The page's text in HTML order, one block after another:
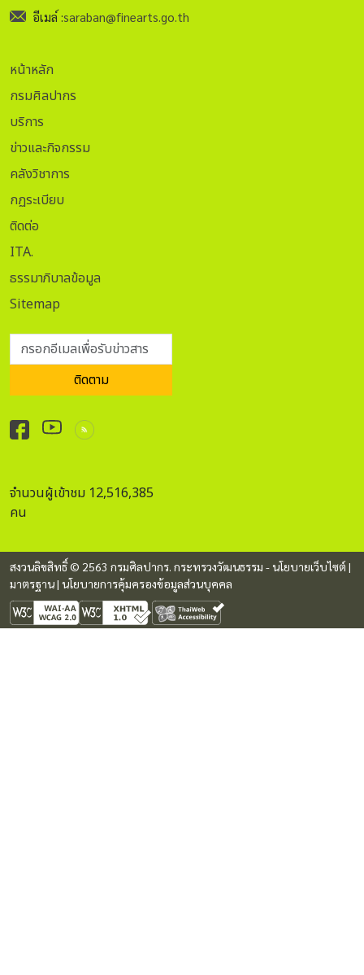
อีเมล์ :saraban@finearts.go.th
หน้าหลัก
กรมศิลปากร
บริการ
ข่าวและกิจกรรม
คลังวิชาการ
กฏระเบียบ
ติดต่อ
ITA.
ธรรมาภิบาลข้อมูล
Sitemap
กรอกอีเมลเพื่อรับข่าวสาร
ติดตาม
จำนวนผู้เข้าชม 12,516,385
คน
สงวนลิขสิทธิ์ © 2563 กรมศิลปากร. กระทรวงวัฒนธรรม -นโยบายเว็บไซต์ |
มาตรฐาน| นโยบายการคุ้มครองข้อมูลส่วนบุคคล